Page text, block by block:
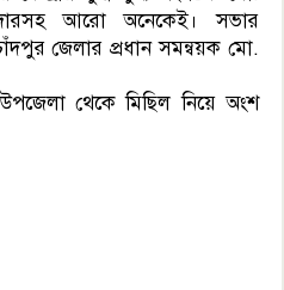
আরো অনেকেই। সভার
জেলার প্রধান সমন্বয়ক মো.
থেকে মিছিল নিয়ে অংশ